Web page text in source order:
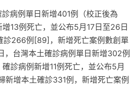
病例單日新增401例（校正後為
13例死亡，並公布5月17日至26日
診266例[89]，新增死亡案例數創單
台灣本土確診病例單日新增302例
確診病例新增11例死亡，並公布5月
新增本土確診331例，新增死亡案例